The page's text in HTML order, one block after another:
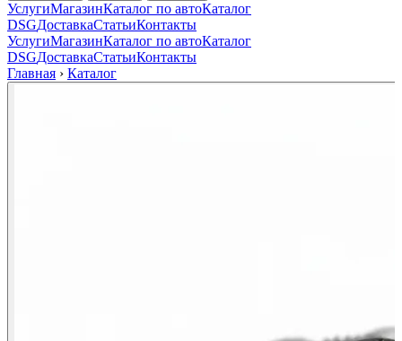
УслугиМагазинКаталог по автоКаталог
DSGДоставкаСтатьиКонтакты
УслугиМагазинКаталог по автоКаталог
DSGДоставкаСтатьиКонтакты
Главная › Каталог